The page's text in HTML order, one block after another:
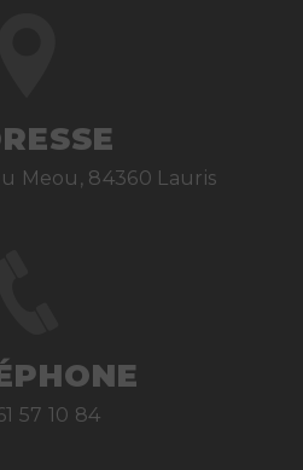
Meou, 84360 Lauris
57 10 84